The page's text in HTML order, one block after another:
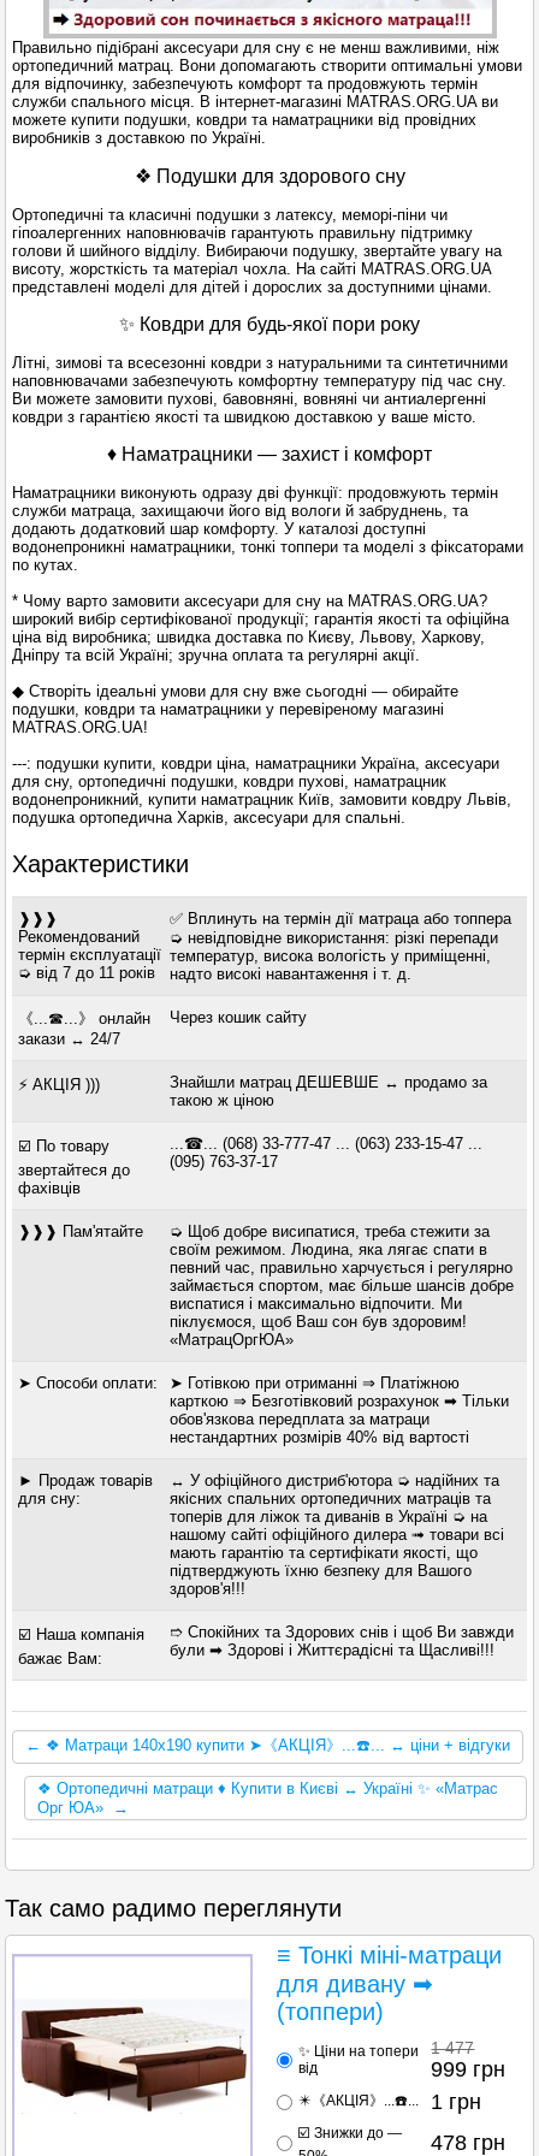
Правильно підібрані аксесуари для сну є не менш важливими, ніж
ортопедичний матрац. Вони допомагають створити оптимальні умови
для відпочинку, забезпечують комфорт та продовжують термін
служби спального місця. В інтернет-магазині MATRAS.ORG.UA ви
можете купити подушки, ковдри та наматрацники від провідних
виробників з доставкою по Україні.
❖ Подушки для здорового сну
Ортопедичні та класичні подушки з латексу, меморі-піни чи
гіпоалергенних наповнювачів гарантують правильну підтримку
голови й шийного відділу. Вибираючи подушку, звертайте увагу на
висоту, жорсткість та матеріал чохла. На сайті MATRAS.ORG.UA
представлені моделі для дітей і дорослих за доступними цінами.
✨ Ковдри для будь-якої пори року
Літні, зимові та всесезонні ковдри з натуральними та синтетичними
наповнювачами забезпечують комфортну температуру під час сну.
Ви можете замовити пухові, бавовняні, вовняні чи антиалергенні
ковдри з гарантією якості та швидкою доставкою у ваше місто.
♦ Наматрацники — захист і комфорт
Наматрацники виконують одразу дві функції: продовжують термін
служби матраца, захищаючи його від вологи й забруднень, та
додають додатковий шар комфорту. У каталозі доступні
водонепроникні наматрацники, тонкі топпери та моделі з фіксаторами
по кутах.
* Чому варто замовити аксесуари для сну на MATRAS.ORG.UA?
широкий вибір сертифікованої продукції; гарантія якості та офіційна
ціна від виробника; швидка доставка по Києву, Львову, Харкову,
Дніпру та всій Україні; зручна оплата та регулярні акції.
◆ Створіть ідеальні умови для сну вже сьогодні — обирайте
подушки, ковдри та наматрацники у перевіреному магазині
MATRAS.ORG.UA!
---: подушки купити, ковдри ціна, наматрацники Україна, аксесуари
для сну, ортопедичні подушки, ковдри пухові, наматрацник
водонепроникний, купити наматрацник Київ, замовити ковдру Львів,
подушка ортопедична Харків, аксесуари для спальні.
Характеристики
❱❱❱
Рекомендований
термін єксплуатації
➭ від 7 до 11 років
✅ Вплинуть на термін дії матраца або топпера
➭ невідповідне використання: різкі перепади
температур, висока вологість у приміщенні,
надто високі навантаження і т. д.
《...☎...》 онлайн
закази ↔ 24/7
Через кошик сайту
⚡ АКЦІЯ )))
Знайшли матрац ДЕШЕВШЕ ↔ продамо за
такою ж ціною
☑️ По товару
звертайтеся до
фахівців
...☎... (068) 33-777-47 ... (063) 233-15-47 ...
(095) 763-37-17
❱❱❱ Пам'ятайте
➭ Щоб добре висипатися, треба стежити за
своїм режимом. Людина, яка лягає спати в
певний час, правильно харчується і регулярно
займається спортом, має більше шансів добре
виспатися і максимально відпочити. Ми
піклуємося, щоб Ваш сон був здоровим!
«МатрацОргЮА»
➤ Способи оплати:
➤ Готівкою при отриманні ⇒ Платіжною
карткою ⇒ Безготівковий розрахунок ➡ Тільки
обов'язкова передплата за матраци
нестандартних розмірів 40% від вартості
► Продаж товарів
для сну:
↔ У офіційного дистриб'ютора ➭ надійних та
якісних спальних ортопедичних матраців та
топерів для ліжок та диванів в Україні ➭ на
нашому сайті офіційного дилера ➟ товари всі
мають гарантію та сертифікати якості, що
підтверджують їхню безпеку для Вашого
здоров'я!!!
☑️ Наша компанія
бажає Вам:
➱ Спокійних та Здорових снів і щоб Ви завжди
були ➡ Здорові і Життєрадісні та Щасливі!!!
← ❖ Матраци 140х190 купити ➤《АКЦІЯ》...☎️... ↔ ціни + відгуки
❖ Ортопедичні матраци ♦ Купити в Києві ↔ Україні ✨ «Матрас
Орг ЮА» →
Так само радимо переглянути
≡ Тонкі міні-матраци
для дивану ➡
(топпери)
✨ Ціни на топери
від
1 477
999 грн
✴️《АКЦІЯ》...☎️... 1 грн
☑️ Знижки до —
478 грн